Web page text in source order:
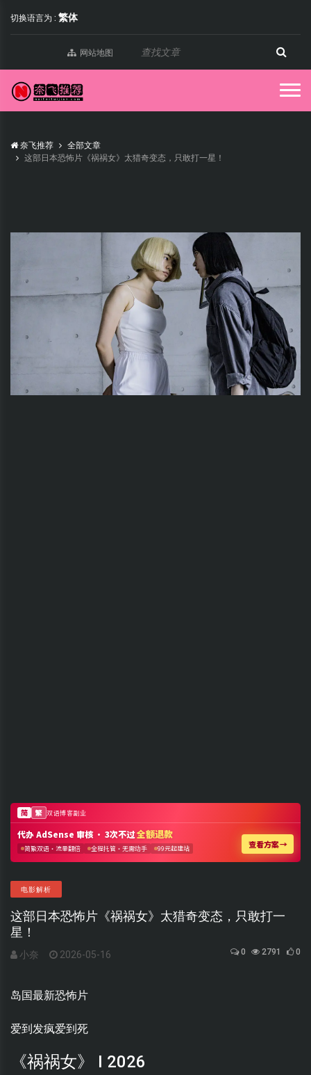
切换语言为 : 繁体
网站地图
奈飞推荐
全部文章
这部日本恐怖片《祸祸女》太猎奇变态，只敢打一星！
电影解析
这部日本恐怖片《祸祸女》太猎奇变态，只敢打一
星！
小奈 2026-05-16 0 2791 0
岛国最新恐怖片
爱到发疯爱到死
《祸祸女》 I 2026